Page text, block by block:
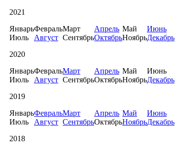
2021
ЯнварьФевральМарт Апрель Май
Июнь
Июль
Август СентябрьОктябрьНоябрьДекабрь
2020
ЯнварьФевральМарт Апрель Май
Июнь
Июль
Август СентябрьОктябрьНоябрьДекабрь
2019
ЯнварьФевральМарт Апрель Май
Июнь
Июль
Август СентябрьОктябрьНоябрьДекабрь
2018